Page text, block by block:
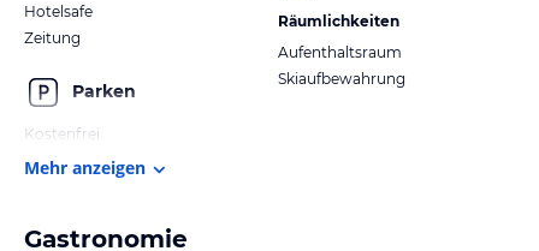
Hotelsafe
Zeitung
Parken
Kostenfrei
Räumlichkeiten
Aufenthaltsraum
Skiaufbewahrung
Mehr anzeigen
Gastronomie